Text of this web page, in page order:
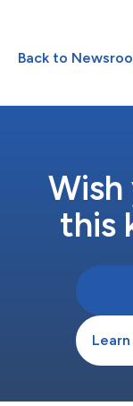
„Imaginatio Nova”
experimentieren.
Back to
Wish
this